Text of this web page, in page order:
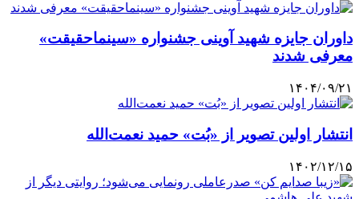
داوران جایزه شهید آوینی جشنواره «سینماحقیقت»
معرفی شدند
۱۴۰۴/۰۹/۲۱
انتشار اولین تصویر از «بُت» حمید نعمت‌الله
۱۴۰۲/۱۲/۱۵